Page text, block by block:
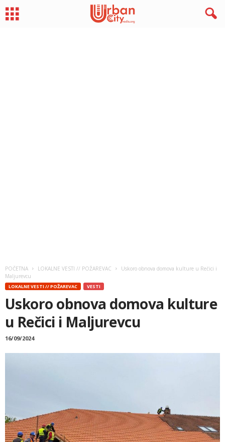
POČETNA LOKALNE VESTI // POŽAREVAC
Uskoro obnova domova kulture u Rečici i
Maljurevcu
LOKALNE VESTI // POŽAREVAC VESTI
Uskoro obnova domova kulture
u Rečici i Maljurevcu
16/09/2024